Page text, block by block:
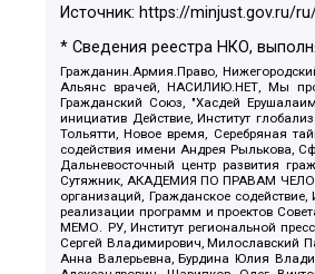
Источник: https://minjust.gov.ru/
* Сведения реестра НКО,
Гражданин.Армия.Право,
Альянс врачей, НАСИЛИЮ.НЕТ, Мы
Гражданский Союз, "Хасдей
инициатив Действие, Институт
Тольятти, Новое время, Серебряная
содействия имени Андрея Рылькова,
Дальневосточный центр развития
Сутяжник, АКАДЕМИЯ ПО ПРАВАМ
организаций, Гражданское
реализации программ и проектов
МЕМО. РУ, Институт региональной
Сергей Владимирович, Милославский
Анна Валерьевна, Бурдина Юлия